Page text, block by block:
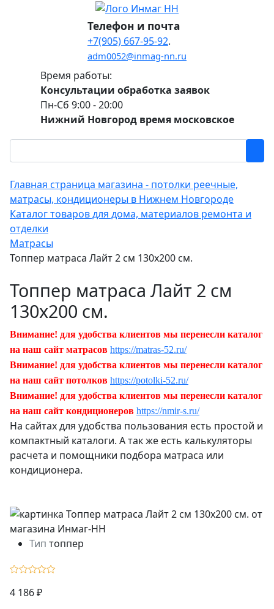
Телефон и почта
+7(905) 667-95-92.
adm0052@inmag-nn.ru
Время работы:
Консультации обработка заявок
Пн-Сб 9:00 - 20:00
Нижний Новгород время московское
Главная страница магазина - потолки реечные,
матрасы, кондиционеры в Нижнем Новгороде
Каталог товаров для дома, материалов ремонта и
отделки
Матрасы
Топпер матраса Лайт 2 см 130х200 см.
Топпер матраса Лайт 2 см
130х200 см.
Внимание! для удобства клиентов мы перенесли каталог
на наш сайт матрасов https://matras-52.ru/
Внимание! для удобства клиентов мы перенесли каталог
на наш сайт потолков https://potolki-52.ru/
Внимание! для удобства клиентов мы перенесли каталог
на наш сайт кондиционеров https://nmir-s.ru/
На сайтах для удобства пользования есть простой и
компактный каталоги. А так же есть калькуляторы
расчета и помощники подбора матраса или
кондиционера.
Тип топпер
4 186 ₽